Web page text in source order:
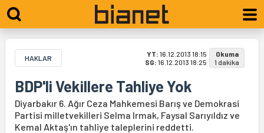
HAKLAR YT: 16.12.2013 18:15
SG: 16.12.2013 18:25
Okuma
1 dakika
BDP'li Vekillere Tahliye Yok
Diyarbakır 6. Ağır Ceza Mahkemesi Barış ve Demokrasi
Partisi milletvekilleri Selma Irmak, Faysal Sarıyıldız ve
Kemal Aktaş'ın tahliye taleplerini reddetti.